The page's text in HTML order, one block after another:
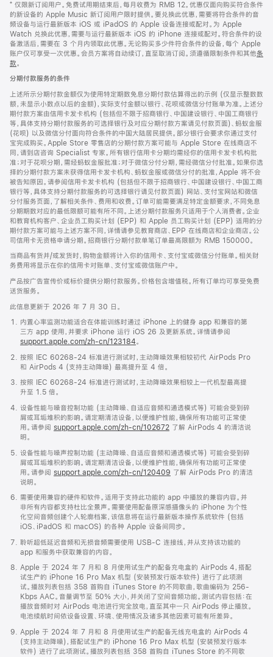
⁺ 仅限新订阅用户。免费试用期结束后，每月收费为 RMB 12。优惠仅面向购买符合条件
的新设备的 Apple Music 新订阅用户限时提供。要兑换此优惠，需要将符合条件的音
频设备与运行最新版本 iOS 或 iPadOS 的 Apple 设备连接或配对。为 Apple
Watch 兑换此优惠，需要与运行最新版本 iOS 的 iPhone 连接或配对。符合条件的设
备激活后，需要在 3 个月内领取此优惠。无论购买多少件符合条件的设备，每个 Apple
账户仅可享受一次优惠。会员方案将自动续订，直至取消订阅。须遵循限制条件和其他条
款。
窗
口
中
打
开)
分期付款服务的条件
上述所示分期付款金额仅为使用特定期数免息分期付款估算得出的示例 (仅显示整数数
额，未显示小数点以后的金额)，实际支付金额以银行、花呗或微信分付账单为准。上述分
期付款方案由信用卡发卡机构 (包括但不限于招商银行、中国建设银行、中国工商银行
等，具体支持分期付款服务的可选择银行及对应分期付款方案请见付款页面)、蚂蚁金服
(花呗) 以及微信分付面向符合条件的中国大陆居民提供。部分银行会要求你通过支付
宝完成购买。Apple Store 零售店的分期付款方案可能与 Apple Store 在线商店不
同，请到店咨询 Specialist 专家。所有银行信用卡分期均需经你的信用卡发卡机构批
准；对于花呗分期，需经蚂蚁金服批准；对于微信分付分期，需经微信分付批准。如果你选
择的分期付款方案未获得信用卡发卡机构、蚂蚁金服或微信分付的批准，Apple 将不会
被告知原因。请参阅信用卡发卡机构 (包括但不限于招商银行、中国建设银行、中国工商
银行等，具体支持分期付款服务的可选择银行请见付款页面) 网站、支付宝网站和微信
分付服务页面，了解相关条件、费用和收费。订单可能需要满足特定金额要求，不同免息
分期期数对应的最低限额可能有所不同。上述分期付款服务只适用于个人消费者。企业
和教育机构客户、企业员工购买计划 (EPP) 和 Apple 员工购买计划 (EPP) 适用的分
期付款方案可能与上述方案不同，详情请参见教育商店、EPP 在线商店和企业商店。公
司信用卡无资格申请分期。招商银行分期付款单笔订单最高限额为 RMB 150000。
当商品有货并/或发货时，购物金额将计入你的信用卡、支付宝或微信分付账单。相关财
务费用将显示在你的信用卡对账单、支付宝或微信账户中。
产品按广告宣传价或标价提供分期付款服务。价格包含增值税。所有订单均可享受免费
送货服务。
此信息更新于 2026 年 7 月 30 日。
内置心率监测功能适合在体能训练时通过 iPhone 上的健身 app 和兼容的第
三方 app 使用，并要求 iPhone 运行 iOS 26 及更新系统。详情请参阅
support.apple.com/zh-cn/123184。
按照 IEC 60268-24 标准进行测试时，主动降噪效果相较初代 AirPods Pro
和 AirPods 4 (支持主动降噪) 最高提升至 4 倍。
按照 IEC 60268-24 标准进行测试时，主动降噪效果相较上一代机型最高提
升至 1.5 倍。
设备性能与噪音控制功能 (主动降噪、自适应音频和通透模式等) 可能会受到碎
屑或耳垢堆积的影响。请定期清洁设备，以便维护性能，确保所有功能可正常使
用。请参阅 support.apple.com/zh-cn/102672 了解 AirPods 4 的清洁说
明。
设备性能与噪声控制功能 (主动降噪、自适应音频和通透模式等) 可能会受到碎
屑或耳垢堆积的影响。请定期清洁设备，以便维护性能，确保所有功能可正常使
用。请参阅 support.apple.com/zh-cn/120409 了解 AirPods Pro 的清洁
说明。
需要使用兼容的硬件和软件。适用于支持此功能的 app 中播放的兼容内容。并
非所有内容都支持杜比全景声。需要使用配备原深感摄像头的 iPhone 为个性
化空间音频创建个人轮廓档案，该信息将在运行最新版本操作系统软件 (包括
iOS、iPadOS 和 macOS) 的各种 Apple 设备间同步。
聆听超低延迟音频和无损音频需要使用 USB-C 连接线，并从支持该功能的
app 和服务中获取兼容的内容。
Apple 于 2024 年 7 月和 8 月使用试生产的配备充电盒的 AirPods 4，搭配
试生产的 iPhone 16 Pro Max 机型 (安装预发行版本软件) 进行了此项测
试。播放列表包括 358 首购自 iTunes Store 的不同歌曲，歌曲编码为 256-
Kbps AAC。音量调节至 50% 大小，并关闭了空间音频功能。测试内容包括：在
播放音频时对 AirPods 电池进行完全放电，直至其中一只 AirPods 停止播放。
电池续航时间依设备设置、环境、使用情况及诸多其他因素可能有所差异。
Apple 于 2024 年 7 月和 8 月使用试生产的配备无线充电盒的 AirPods 4
(支持主动降噪)，搭配试生产的 iPhone 16 Pro Max 机型 (安装预发行版本
软件) 进行了此项测试。播放列表包括 358 首购自 iTunes Store 的不同歌